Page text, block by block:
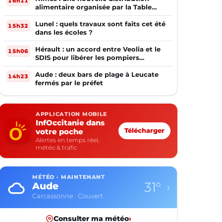
alimentaire organisée par la Table
Ouverte
15h32
Lunel : quels travaux sont faits cet été
dans les écoles ?
15h06
Hérault : un accord entre Veolia et le
SDIS pour libérer les pompiers
volontaires
14h23
Aude : deux bars de plage à Leucate
fermés par le préfet
APPLICATION MOBILE
InfOccitanie dans
votre poche
Alertes en temps réel,
météo & trafic
Télécharger
MÉTÉO · MAINTENANT
Aude
Carcassonne · Couvert
31° ›
Consulter ma météo›